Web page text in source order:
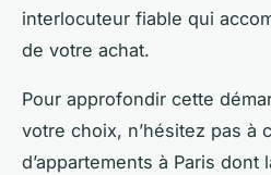
interlocuteur fiable qui
de votre achat.
Pour approfondir cette
votre choix, n’hésitez pas à
d’appartements à Paris dont